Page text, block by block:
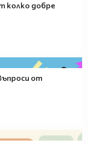
колко добре
от